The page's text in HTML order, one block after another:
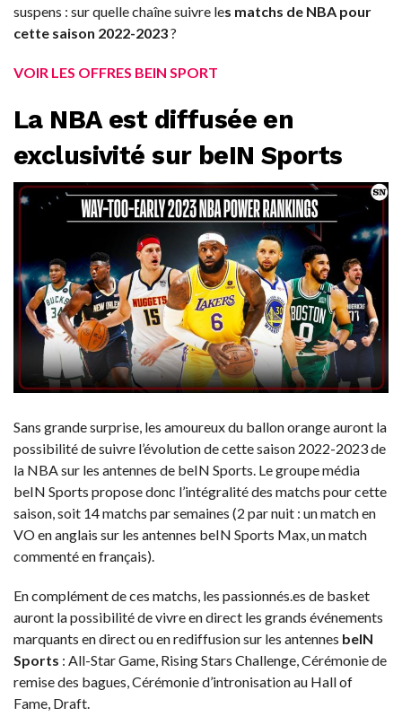
suspens : sur quelle chaîne suivre les matchs de NBA pour
cette saison 2022-2023?
VOIR LES OFFRES BEIN SPORT
La NBA est diffusée en
exclusivité sur beIN Sports
Sans grande surprise, les amoureux du ballon orange auront la
possibilité de suivre l’évolution de cette saison 2022-2023 de
la NBA sur les antennes de beIN Sports. Le groupe média
beIN Sports propose donc l’intégralité des matchs pour cette
saison, soit 14 matchs par semaines (2 par nuit : un match en
VO en anglais sur les antennes beIN Sports Max, un match
commenté en français).
En complément de ces matchs, les passionnés.es de basket
auront la possibilité de vivre en direct les grands événements
marquants en direct ou en rediffusion sur les antennes beIN
Sports : All-Star Game, Rising Stars Challenge, Cérémonie de
remise des bagues, Cérémonie d’intronisation au Hall of
Fame, Draft.